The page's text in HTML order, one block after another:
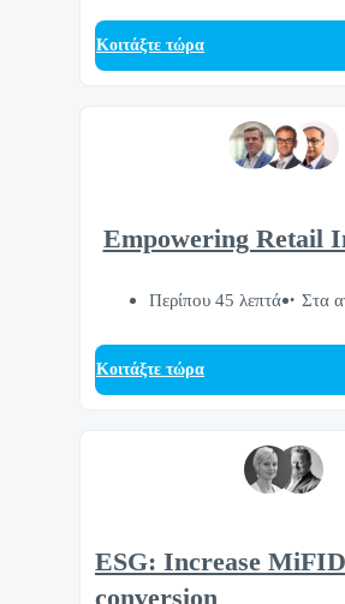
Κοιτάξτε τώρα
Empowering Retail
Περίπου 45 λεπτά Στα
Κοιτάξτε τώρα
ESG: Increase MiFID